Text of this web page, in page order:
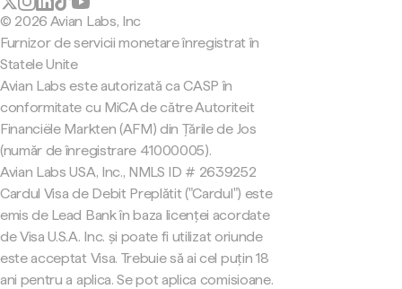
© 2026 Avian Labs, Inc
Furnizor de servicii monetare înregistrat în
Statele Unite
Avian Labs este autorizată ca CASP în
conformitate cu MiCA de către Autoriteit
Financiële Markten (AFM) din Țările de Jos
(număr de înregistrare 41000005).
Avian Labs USA, Inc., NMLS ID # 2639252
Cardul Visa de Debit Preplătit ("Cardul") este
emis de Lead Bank în baza licenței acordate
de Visa U.S.A. Inc. și poate fi utilizat oriunde
este acceptat Visa. Trebuie să ai cel puțin 18
ani pentru a aplica. Se pot aplica comisioane.